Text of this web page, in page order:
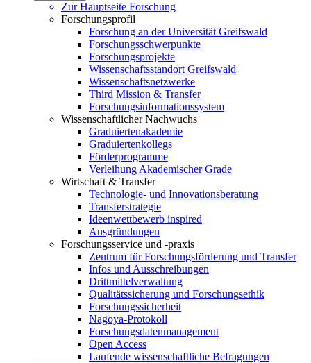
Zur Hauptseite Forschung
Forschungsprofil
Forschung an der Universität Greifswald
Forschungsschwerpunkte
Forschungsprojekte
Wissenschaftsstandort Greifswald
Wissenschaftsnetzwerke
Third Mission & Transfer
Forschungsinformationssystem
Wissenschaftlicher Nachwuchs
Graduiertenakademie
Graduiertenkollegs
Förderprogramme
Verleihung Akademischer Grade
Wirtschaft & Transfer
Technologie- und Innovationsberatung
Transferstrategie
Ideenwettbewerb inspired
Ausgründungen
Forschungsservice und -praxis
Zentrum für Forschungsförderung und Transfer
Infos und Ausschreibungen
Drittmittelverwaltung
Qualitätssicherung und Forschungsethik
Forschungssicherheit
Nagoya-Protokoll
Forschungsdatenmanagement
Open Access
Laufende wissenschaftliche Befragungen